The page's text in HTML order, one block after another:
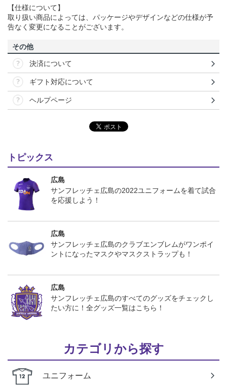
【仕様について】
取り扱い商品によっては、パッケージやデザインなどの仕様が予
告なく変更になることがございます。
その他
決済について
ギフト対応について
ヘルプページ
トピックス
広島
サンフレッチェ広島の2022ユニフォームを着て試合
を応援しよう！
広島
サンフレッチェ広島のクラブエンブレムがワンポイ
ントになったマスクやマスクストラップも！
広島
サンフレッチェ広島のすべてのグッズをチェックし
たい方に！全グッズ一覧はこちら！
カテゴリから探す
ユニフォーム